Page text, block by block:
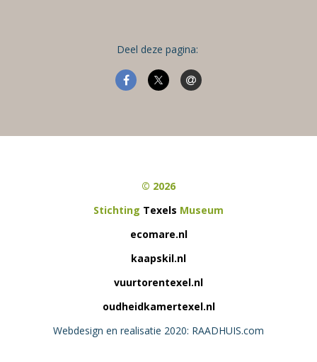
Deel deze pagina:
© 2026
Stichting Texels Museum
ecomare.nl
kaapskil.nl
vuurtorentexel.nl
oudheidkamertexel.nl
Webdesign en realisatie 2020: RAADHUIS.com